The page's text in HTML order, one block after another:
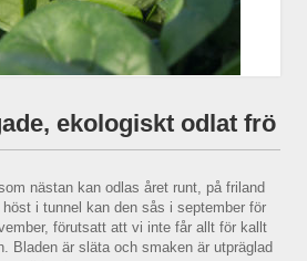
ekologiskt odlat frö
nästan kan odlas året runt, på friland
i tunnel kan den sås i september för
förutsatt att vi inte får allt för kallt
Bladen är släta och smaken är utpräglad